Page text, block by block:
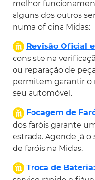
melhor
alguns dos outros
numa oficina Midas:
Revisão Oficial
consiste na
ou reparação de
permitem garantir o
seu automóvel.
Focagem de
dos faróis garante
estrada. Agende já
de faróis na Midas.
Troca de Bateria: